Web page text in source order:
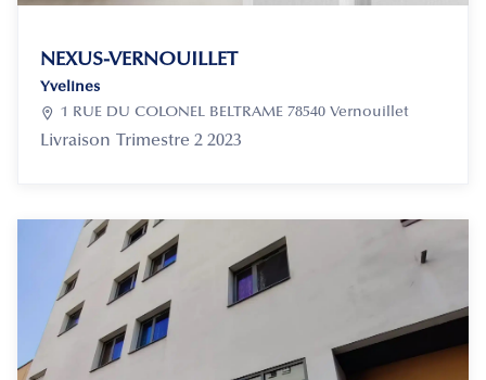
NEXUS-VERNOUILLET
Yvelines
 1 RUE DU COLONEL BELTRAME 78540 Vernouillet
Livraison Trimestre 2 2023